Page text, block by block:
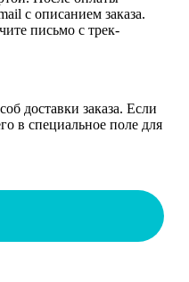
с описанием заказа.
письмо с трек-
доставки заказа. Если
в специальное поле для